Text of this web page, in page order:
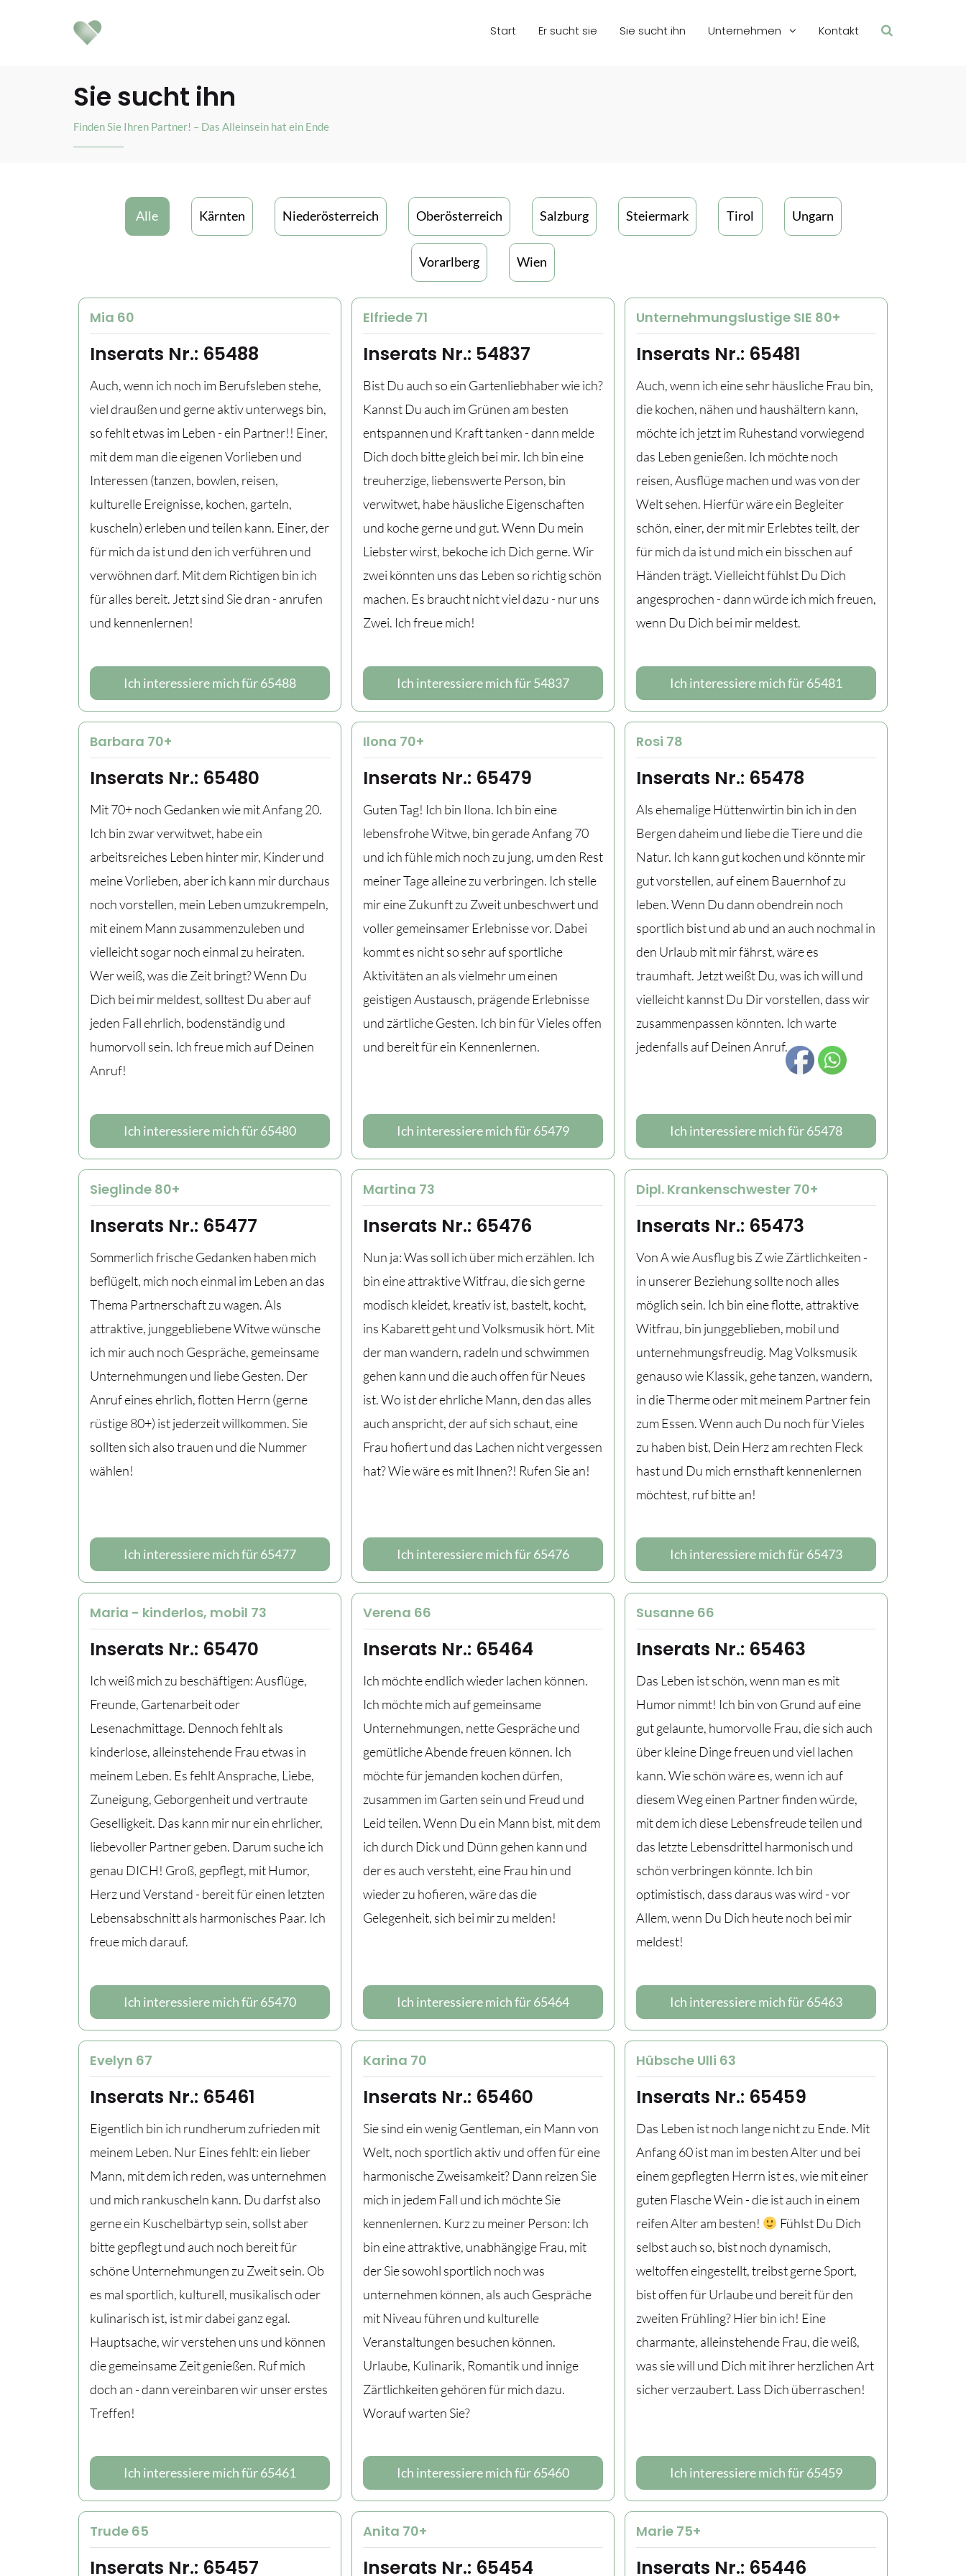
Start Er sucht sie Sie sucht ihn Unternehmen Kontakt
Sie sucht ihn
Finden Sie Ihren Partner! – Das Alleinsein hat ein Ende
Alle Kärnten Niederösterreich Oberösterreich Salzburg Steiermark Tirol Ungarn
Vorarlberg Wien
Mia 60
Inserats Nr.: 65488
Auch, wenn ich noch im Berufsleben stehe,
viel draußen und gerne aktiv unterwegs bin,
so fehlt etwas im Leben - ein Partner!! Einer,
mit dem man die eigenen Vorlieben und
Interessen (tanzen, bowlen, reisen,
kulturelle Ereignisse, kochen, garteln,
kuscheln) erleben und teilen kann. Einer, der
für mich da ist und den ich verführen und
verwöhnen darf. Mit dem Richtigen bin ich
für alles bereit. Jetzt sind Sie dran - anrufen
und kennenlernen!
Ich interessiere mich für 65488
Elfriede 71
Inserats Nr.: 54837
Bist Du auch so ein Gartenliebhaber wie ich?
Kannst Du auch im Grünen am besten
entspannen und Kraft tanken - dann melde
Dich doch bitte gleich bei mir. Ich bin eine
treuherzige, liebenswerte Person, bin
verwitwet, habe häusliche Eigenschaften
und koche gerne und gut. Wenn Du mein
Liebster wirst, bekoche ich Dich gerne. Wir
zwei könnten uns das Leben so richtig schön
machen. Es braucht nicht viel dazu - nur uns
Zwei. Ich freue mich!
Ich interessiere mich für 54837
Unternehmungslustige SIE 80+
Inserats Nr.: 65481
Auch, wenn ich eine sehr häusliche Frau bin,
die kochen, nähen und haushältern kann,
möchte ich jetzt im Ruhestand vorwiegend
das Leben genießen. Ich möchte noch
reisen, Ausflüge machen und was von der
Welt sehen. Hierfür wäre ein Begleiter
schön, einer, der mit mir Erlebtes teilt, der
für mich da ist und mich ein bisschen auf
Händen trägt. Vielleicht fühlst Du Dich
angesprochen - dann würde ich mich freuen,
wenn Du Dich bei mir meldest.
Ich interessiere mich für 65481
Barbara 70+
Inserats Nr.: 65480
Mit 70+ noch Gedanken wie mit Anfang 20.
Ich bin zwar verwitwet, habe ein
arbeitsreiches Leben hinter mir, Kinder und
meine Vorlieben, aber ich kann mir durchaus
noch vorstellen, mein Leben umzukrempeln,
mit einem Mann zusammenzuleben und
vielleicht sogar noch einmal zu heiraten.
Wer weiß, was die Zeit bringt? Wenn Du
Dich bei mir meldest, solltest Du aber auf
jeden Fall ehrlich, bodenständig und
humorvoll sein. Ich freue mich auf Deinen
Anruf!
Ich interessiere mich für 65480
Ilona 70+
Inserats Nr.: 65479
Guten Tag! Ich bin Ilona. Ich bin eine
lebensfrohe Witwe, bin gerade Anfang 70
und ich fühle mich noch zu jung, um den Rest
meiner Tage alleine zu verbringen. Ich stelle
mir eine Zukunft zu Zweit unbeschwert und
voller gemeinsamer Erlebnisse vor. Dabei
kommt es nicht so sehr auf sportliche
Aktivitäten an als vielmehr um einen
geistigen Austausch, prägende Erlebnisse
und zärtliche Gesten. Ich bin für Vieles offen
und bereit für ein Kennenlernen.
Ich interessiere mich für 65479
Rosi 78
Inserats Nr.: 65478
Als ehemalige Hüttenwirtin bin ich in den
Bergen daheim und liebe die Tiere und die
Natur. Ich kann gut kochen und könnte mir
gut vorstellen, auf einem Bauernhof zu
leben. Wenn Du dann obendrein noch
sportlich bist und ab und an auch nochmal in
den Urlaub mit mir fährst, wäre es
traumhaft. Jetzt weißt Du, was ich will und
vielleicht kannst Du Dir vorstellen, dass wir
zusammenpassen könnten. Ich warte
jedenfalls auf Deinen Anruf.
Ich interessiere mich für 65478
Sieglinde 80+
Inserats Nr.: 65477
Sommerlich frische Gedanken haben mich
beflügelt, mich noch einmal im Leben an das
Thema Partnerschaft zu wagen. Als
attraktive, junggebliebene Witwe wünsche
ich mir auch noch Gespräche, gemeinsame
Unternehmungen und liebe Gesten. Der
Anruf eines ehrlich, flotten Herrn (gerne
rüstige 80+) ist jederzeit willkommen. Sie
sollten sich also trauen und die Nummer
wählen!
Ich interessiere mich für 65477
Martina 73
Inserats Nr.: 65476
Nun ja: Was soll ich über mich erzählen. Ich
bin eine attraktive Witfrau, die sich gerne
modisch kleidet, kreativ ist, bastelt, kocht,
ins Kabarett geht und Volksmusik hört. Mit
der man wandern, radeln und schwimmen
gehen kann und die auch offen für Neues
ist. Wo ist der ehrliche Mann, den das alles
auch anspricht, der auf sich schaut, eine
Frau hofiert und das Lachen nicht vergessen
hat? Wie wäre es mit Ihnen?! Rufen Sie an!
Ich interessiere mich für 65476
Dipl. Krankenschwester 70+
Inserats Nr.: 65473
Von A wie Ausflug bis Z wie Zärtlichkeiten -
in unserer Beziehung sollte noch alles
möglich sein. Ich bin eine flotte, attraktive
Witfrau, bin junggeblieben, mobil und
unternehmungsfreudig. Mag Volksmusik
genauso wie Klassik, gehe tanzen, wandern,
in die Therme oder mit meinem Partner fein
zum Essen. Wenn auch Du noch für Vieles
zu haben bist, Dein Herz am rechten Fleck
hast und Du mich ernsthaft kennenlernen
möchtest, ruf bitte an!
Ich interessiere mich für 65473
Maria - kinderlos, mobil 73
Inserats Nr.: 65470
Ich weiß mich zu beschäftigen: Ausflüge,
Freunde, Gartenarbeit oder
Lesenachmittage. Dennoch fehlt als
kinderlose, alleinstehende Frau etwas in
meinem Leben. Es fehlt Ansprache, Liebe,
Zuneigung, Geborgenheit und vertraute
Geselligkeit. Das kann mir nur ein ehrlicher,
liebevoller Partner geben. Darum suche ich
genau DICH! Groß, gepflegt, mit Humor,
Herz und Verstand - bereit für einen letzten
Lebensabschnitt als harmonisches Paar. Ich
freue mich darauf.
Ich interessiere mich für 65470
Verena 66
Inserats Nr.: 65464
Ich möchte endlich wieder lachen können.
Ich möchte mich auf gemeinsame
Unternehmungen, nette Gespräche und
gemütliche Abende freuen können. Ich
möchte für jemanden kochen dürfen,
zusammen im Garten sein und Freud und
Leid teilen. Wenn Du ein Mann bist, mit dem
ich durch Dick und Dünn gehen kann und
der es auch versteht, eine Frau hin und
wieder zu hofieren, wäre das die
Gelegenheit, sich bei mir zu melden!
Ich interessiere mich für 65464
Susanne 66
Inserats Nr.: 65463
Das Leben ist schön, wenn man es mit
Humor nimmt! Ich bin von Grund auf eine
gut gelaunte, humorvolle Frau, die sich auch
über kleine Dinge freuen und viel lachen
kann. Wie schön wäre es, wenn ich auf
diesem Weg einen Partner finden würde,
mit dem ich diese Lebensfreude teilen und
das letzte Lebensdrittel harmonisch und
schön verbringen könnte. Ich bin
optimistisch, dass daraus was wird - vor
Allem, wenn Du Dich heute noch bei mir
meldest!
Ich interessiere mich für 65463
Evelyn 67
Inserats Nr.: 65461
Eigentlich bin ich rundherum zufrieden mit
meinem Leben. Nur Eines fehlt: ein lieber
Mann, mit dem ich reden, was unternehmen
und mich rankuscheln kann. Du darfst also
gerne ein Kuschelbärtyp sein, sollst aber
bitte gepflegt und auch noch bereit für
schöne Unternehmungen zu Zweit sein. Ob
es mal sportlich, kulturell, musikalisch oder
kulinarisch ist, ist mir dabei ganz egal.
Hauptsache, wir verstehen uns und können
die gemeinsame Zeit genießen. Ruf mich
doch an - dann vereinbaren wir unser erstes
Treffen!
Ich interessiere mich für 65461
Karina 70
Inserats Nr.: 65460
Sie sind ein wenig Gentleman, ein Mann von
Welt, noch sportlich aktiv und offen für eine
harmonische Zweisamkeit? Dann reizen Sie
mich in jedem Fall und ich möchte Sie
kennenlernen. Kurz zu meiner Person: Ich
bin eine attraktive, unabhängige Frau, mit
der Sie sowohl sportlich noch was
unternehmen können, als auch Gespräche
mit Niveau führen und kulturelle
Veranstaltungen besuchen können.
Urlaube, Kulinarik, Romantik und innige
Zärtlichkeiten gehören für mich dazu.
Worauf warten Sie?
Ich interessiere mich für 65460
Hübsche Ulli 63
Inserats Nr.: 65459
Das Leben ist noch lange nicht zu Ende. Mit
Anfang 60 ist man im besten Alter und bei
einem gepflegten Herrn ist es, wie mit einer
guten Flasche Wein - die ist auch in einem
reifen Alter am besten!
Fühlst Du Dich
selbst auch so, bist noch dynamisch,
weltoffen eingestellt, treibst gerne Sport,
bist offen für Urlaube und bereit für den
zweiten Frühling? Hier bin ich! Eine
charmante, alleinstehende Frau, die weiß,
was sie will und Dich mit ihrer herzlichen Art
sicher verzaubert. Lass Dich überraschen!
Ich interessiere mich für 65459
Trude 65
Inserats Nr.: 65457
Anita 70+
Inserats Nr.: 65454
Marie 75+
Inserats Nr.: 65446